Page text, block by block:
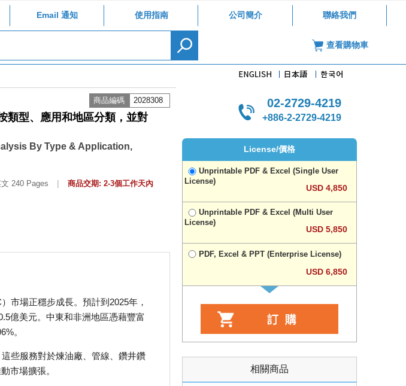
Email 通知 使用指南 公司簡介 聯絡我們
查看購物車
商品編碼 2028308
類型、應用和地區分類，並對
By Type & Application,
240 Pages | 商品交期: 2-3個工作天內
市場正穩步成長。預計到2025年，
億美元。中東和非洲地區憑藉豐富
。
些服務對於煉油廠、管線、鑽井鑽
市場擴張。
02-2729-4219
+886-2-2729-4219
License/價格
Unprintable PDF & Excel (Single User
License)
USD 4,850
Unprintable PDF & Excel (Multi User
License)
USD 5,850
PDF, Excel & PPT (Enterprise License)
USD 6,850
相關商品